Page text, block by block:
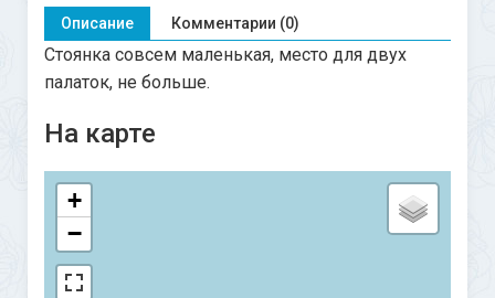
Описание Комментарии (0)
Стоянка совсем маленькая, место для двух
палаток, не больше.
На карте
+
−